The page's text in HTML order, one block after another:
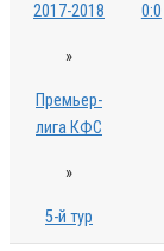
2017-2018
»
Премьер-
лига КФС
»
5-й тур
0:0